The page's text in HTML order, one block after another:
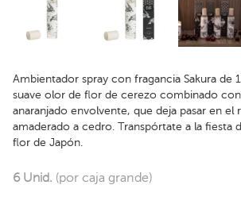
Ambientador spray con fragancia Sakura de
suave olor de flor de cerezo combinado
anaranjado envolvente, que deja pasar en
amaderado a cedro. Transpórtate a la fiesta
flor de Japón.
6 Unid. (por caja grande)